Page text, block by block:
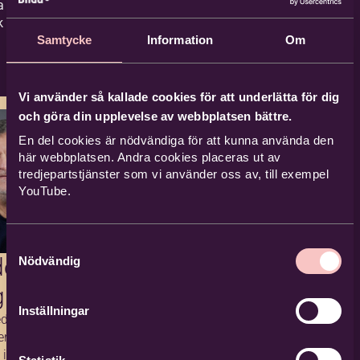
Samtycke Information Om
Vi använder så kallade cookies för att underlätta för dig
och göra din upplevelse av webbplatsen bättre.
En del cookies är nödvändiga för att kunna använda den
här webbplatsen. Andra cookies placeras ut av
tredjepartstjänster som vi använder oss av, till exempel
YouTube.
Nödvändig
Inställningar
ska
som möjligt.
ESF
i